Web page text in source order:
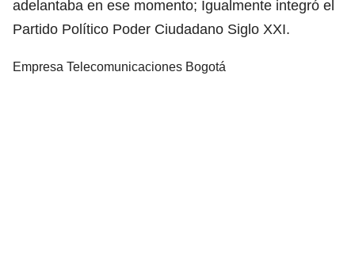
adelantaba en ese momento; Igualmente integró el
Partido Político Poder Ciudadano Siglo XXI.
Empresa Telecomunicaciones Bogotá